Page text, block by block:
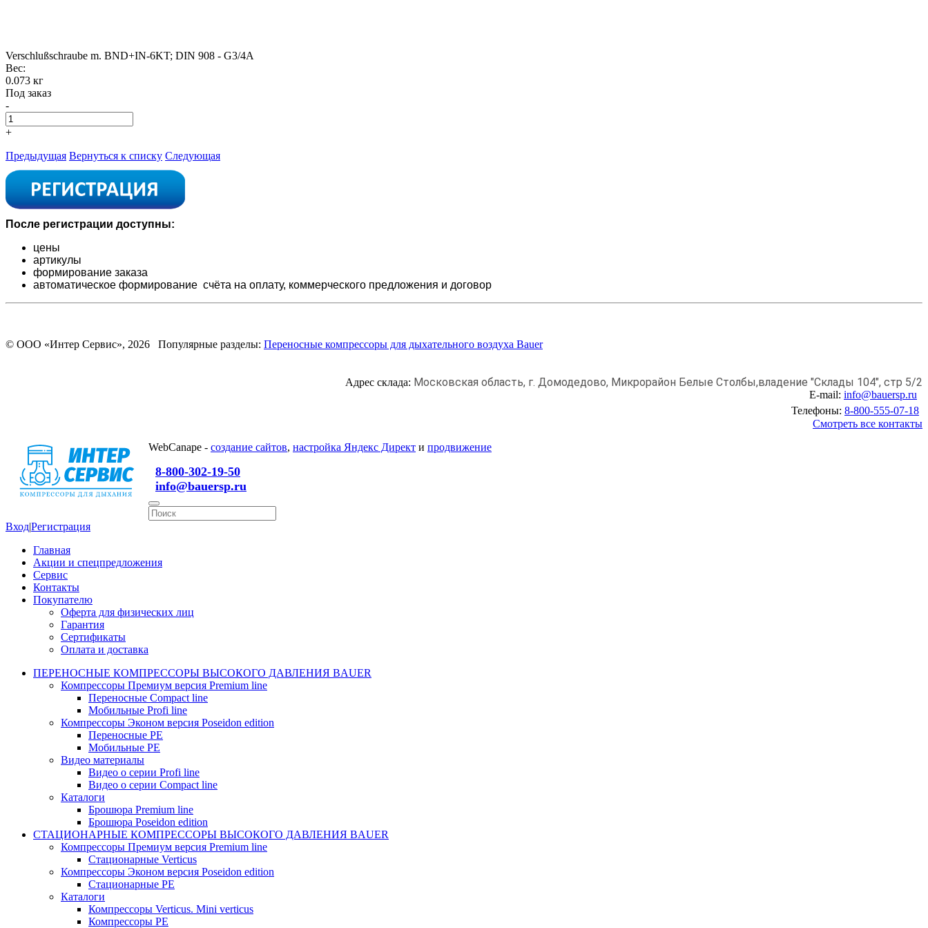
Verschlußschraube m. BND+IN-6KT; DIN 908 - G3/4A
Вес:
0.073 кг
Под заказ
-
+
Предыдущая Вернуться к списку Следующая
После регистрации доступны:
цены
артикулы
формирование заказа
автоматическое формирование счёта на оплату, коммерческого предложения и договор
© ООО «Интер Сервис», 2026 Популярные разделы: Переносные компрессоры для дыхательного воздуха Bauer
Адрес склада: Московская область, г. Домодедово, Микрорайон Белые Столбы,владение "Склады 104", стр 5/2
E-mail: info@bauersp.ru
Телефоны: 8-800-555-07-18
Смотреть все контакты
WebCanape - создание сайтов, настройка Яндекс Директ и продвижение
8-800-302-19-50
info@bauersp.ru
Вход|Регистрация
Главная
Акции и спецпредложения
Сервис
Контакты
Покупателю
Оферта для физических лиц
Гарантия
Сертификаты
Оплата и доставка
ПЕРЕНОСНЫЕ КОМПРЕССОРЫ ВЫСОКОГО ДАВЛЕНИЯ BAUER
Компрессоры Премиум версия Premium line
Переносные Compact line
Мобильные Profi line
Компрессоры Эконом версия Poseidon edition
Переносные PE
Мобильные PE
Видео материалы
Видео о серии Profi line
Видео о серии Compact line
Каталоги
Брошюра Premium line
Брошюра Poseidon edition
СТАЦИОНАРНЫЕ КОМПРЕССОРЫ ВЫСОКОГО ДАВЛЕНИЯ BAUER
Компрессоры Премиум версия Premium line
Стационарные Verticus
Компрессоры Эконом версия Poseidon edition
Стационарные PE
Каталоги
Компрессоры Verticus. Mini verticus
Компрессоры PE